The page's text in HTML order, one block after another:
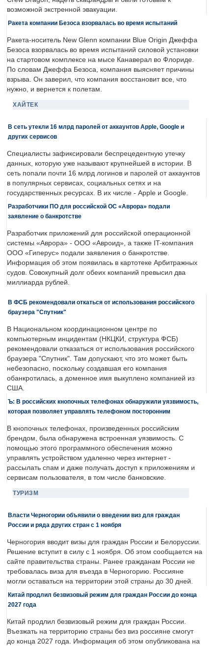
возможной экстренной эвакуации.
Ракета компании Безоса взорвалась во время испытаний
Ракета-носитель New Glenn компании Blue Origin Джеффа
Безоса взорвалась во время испытаний силовой установки
на стартовом комплексе на мысе Канаверал во Флориде.
По словам Джеффа Безоса, компания выясняет причины
взрыва. Он заверил, что компания восстановит все, что
нужно, и вернется к полетам.
ХАЙТЕК
В сеть утекли 16 млрд паролей от аккаунтов Apple, Google и
других сервисов
Специалисты зафиксировали беспрецедентную утечку
данных, которую уже называют крупнейшей в истории. В
сеть попали почти 16 млрд логинов и паролей от аккаунтов
в популярных сервисах, социальных сетях и на
государственных ресурсах. В их числе - Apple и Google.
Разработчики ПО для российской ОС «Аврора» подали
заявление о банкротстве
Разработчик приложений для российской операционной
системы «Аврора» - ООО «Авроид», а также IT-компания
ООО «Гиперус» подали заявления о банкротстве.
Информация об этом появилась в картотеке Арбитражных
судов. Совокупный долг обеих компаний превысил два
миллиарда рублей.
В ФСБ рекомендовали откаться от использования российского
браузера "Спутник"
В Национальном координационном центре по
компьютерным инцидентам (НКЦКИ, структура ФСБ)
рекомендовали отказаться от использования российского
браузера "Спутник". Там допускают, что это может быть
небезопасно, поскольку создавшая его компания
обанкротилась, а доменное имя выкуплено компанией из
США.
Ъ: В российских кнопочных телефонах обнаружили уязвимость,
которая позволяет управлять телефоном посторонним
В кнопочных телефонах, произведенных российским
брендом, была обнаружена встроенная уязвимость. С
помощью этого программного обеспечения можно
управлять устройством удаленно через интернет -
рассылать спам и даже получать доступ к приложениям и
сервисам пользователя, в том числе банковские.
ТУРИЗМ
Власти Черногории объявили о введении виз для граждан
России и ряда других стран с 1 ноября
Черногория вводит визы для граждан России и Белоруссии.
Решение вступит в силу с 1 ноября. Об этом сообщается на
сайте правительства страны. Ранее гражданам России не
требовалась виза для въезда в Черногорию. Россияне
могли оставаться на территории этой страны до 30 дней.
Китай продлил безвизовый режим для граждан России до конца
2027 года
Китай продлил безвизовый режим для граждан России.
Въезжать на территорию страны без виз россияне смогут
до конца 2027 года. Информация об этом опубликована на